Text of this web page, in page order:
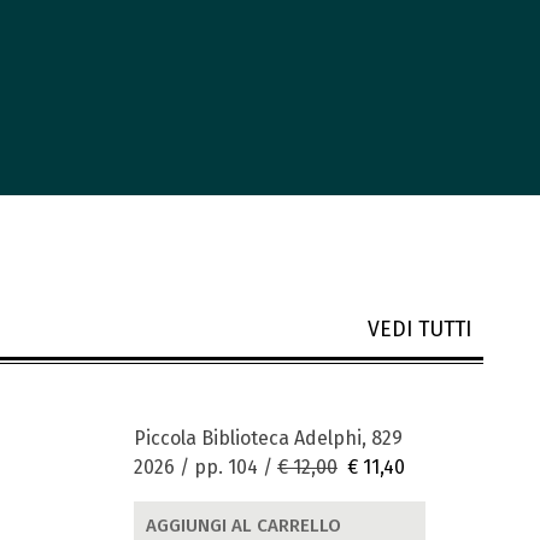
VEDI TUTTI
Piccola Biblioteca Adelphi, 829
2026 / pp. 104 / € 12,00 € 11,40
AGGIUNGI AL CARRELLO